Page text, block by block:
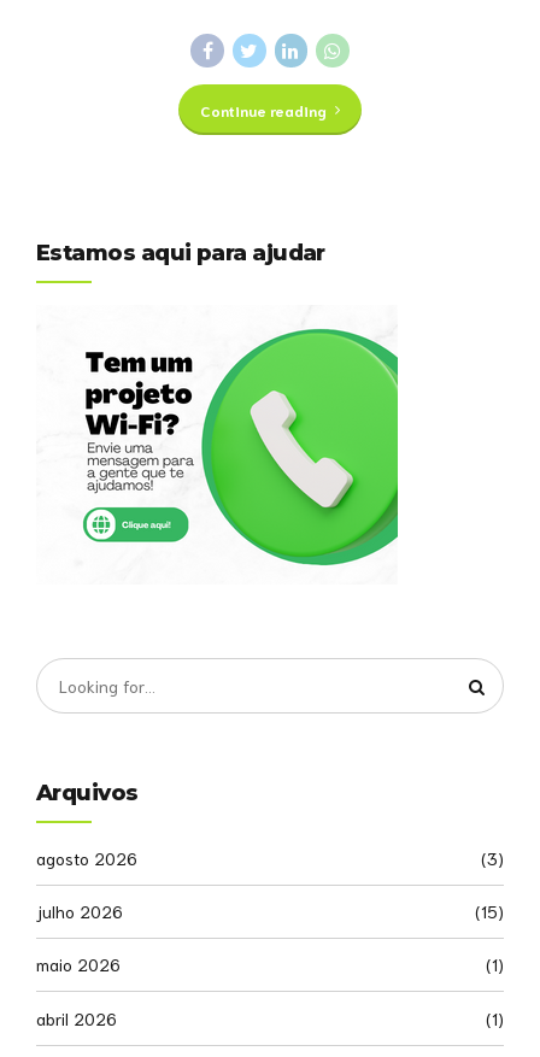
Continue reading
Estamos aqui para ajudar
Arquivos
agosto 2026 (3)
julho 2026 (15)
maio 2026 (1)
abril 2026 (1)